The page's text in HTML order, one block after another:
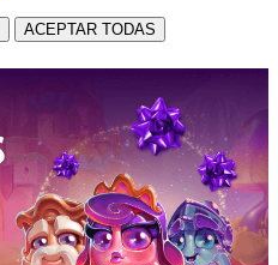
ACEPTAR TODAS